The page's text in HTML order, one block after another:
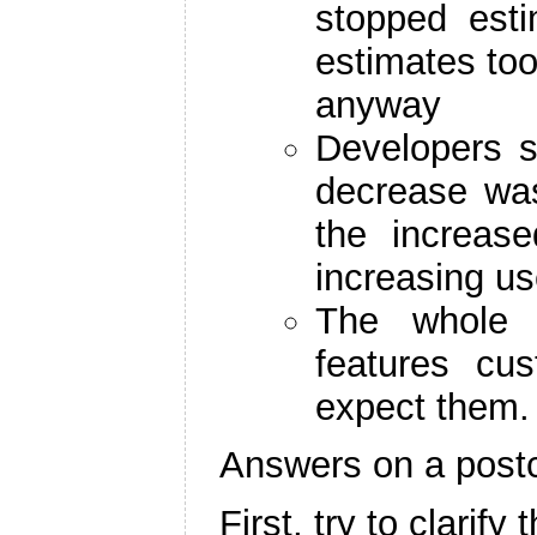
stopped
estimates
anyway
Developers
decrease
the
increasing
The whole
features
expect them.
Answers on a
First, try to clarify